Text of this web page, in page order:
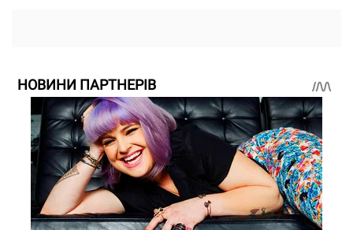
НОВИНИ ПАРТНЕРІВ